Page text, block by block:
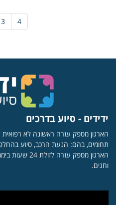
3 4
ידידים - סיוע בדרכים
הארגון מספק עזרה ראשונה לא
תחומים, בהם: הנעת הרכב, סיוע
הארגון מספק
וחגים.